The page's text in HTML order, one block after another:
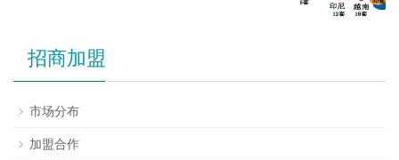
招商加盟
市场分布
加盟合作